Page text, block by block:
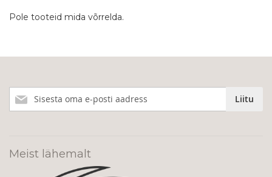
Pole tooteid mida võrrelda.
meie
Liitu
Meist lähemalt